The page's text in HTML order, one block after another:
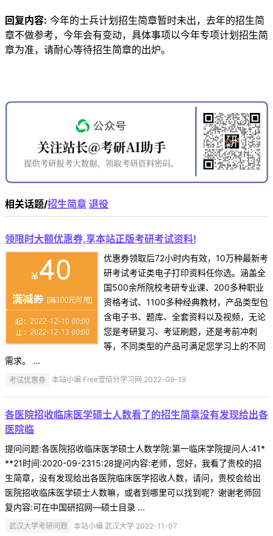
回复内容: 今年的士兵计划招生简章暂时未出，去年的招生简
章不做参考，今年会有变动，具体事项以今年专项计划招生简
章为准，请耐心等待招生简章的出炉。
相关话题/招生简章 退役
领限时大额优惠券,享本站正版考研考试资料!
优惠券领取后72小时内有效，10万种最新考
研考试考证类电子打印资料任你选。涵盖全
国500余所院校考研专业课、200多种职业
资格考试、1100多种经典教材，产品类型包
含电子书、题库、全套资料以及视频，无论
您是考研复习、考证刷题，还是考前冲刺
等，不同类型的产品可满足您学习上的不同
需求。 ...
考试优惠券 本站小编 Free壹佰分学习网 2022-09-19
各医院招收临床医学硕士人数看了的招生简章没有发现给出各
医院临
提问问题:各医院招收临床医学硕士人数学院:第一临床学院提问人:41*
**21时间:2020-09-2315:28提问内容:老师，您好，我看了贵校的招
生简章，没有发现给出各医院临床医学招收人数，请问，贵校会给出
医院招收临床医学硕士人数嘛，或者到哪里可以找到呢？谢谢老师回
复内容:可在中国研招网—硕士目录 ...
武汉大学考研问题 本站小编 武汉大学 2022-11-07